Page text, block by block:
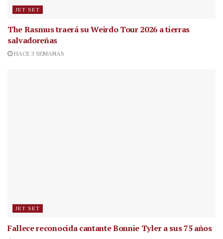
JET SET
The Rasmus traerá su Weirdo Tour 2026 a tierras
salvadoreñas
HACE 3 SEMANAS
JET SET
Fallece reconocida cantanteBonnie Tyler a sus 75 años